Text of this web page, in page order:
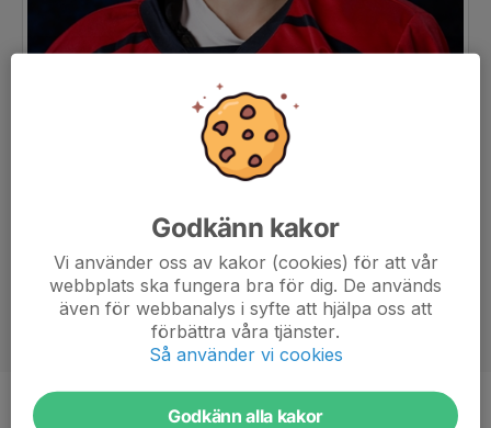
Position
-
Godkänn kakor
Vi använder oss av kakor (cookies) för att vår
webbplats ska fungera bra för dig. De används
även för webbanalys i syfte att hjälpa oss att
förbättra våra tjänster.
Så använder vi cookies
Godkänn alla kakor